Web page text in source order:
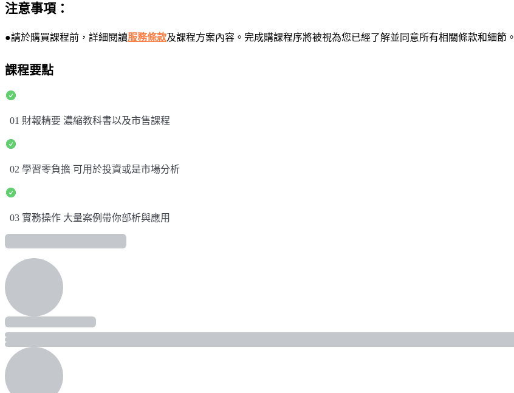
注意事項：
●請於購買課程前，詳細閱讀服務條款及課程方案內容。完成購課程序將被視為您已經了解並同意所有相關條款和細節。
課程要點
01 財報精要 濃縮教科書以及市售課程
02 學習零負擔 可用於投資或是市場分析
03 實務操作 大量案例帶你部析與應用